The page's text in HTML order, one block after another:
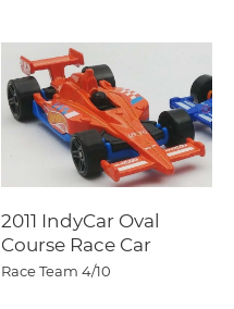
2011 IndyCar Oval
Course Race Car
Race Team 4/10